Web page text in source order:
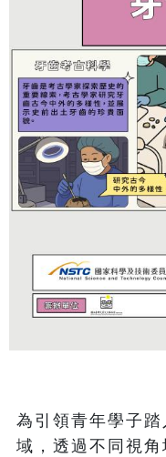
為引領青年學子
域，透過不同視